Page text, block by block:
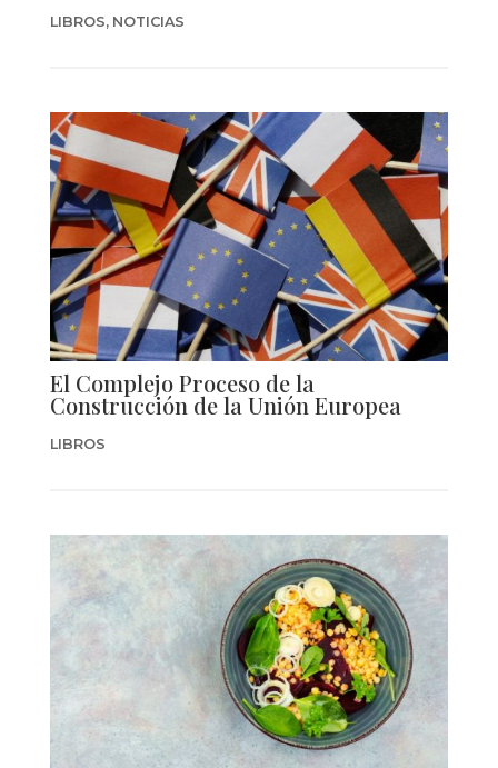
LIBROS, NOTICIAS
El Complejo Proceso de la
Construcción de la Unión Europea
LIBROS